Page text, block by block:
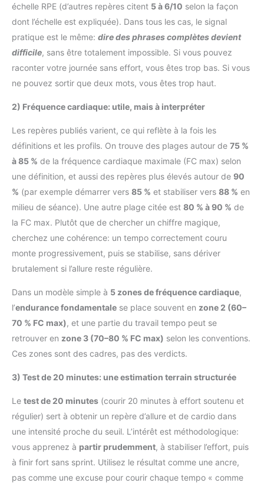
échelle RPE (d’autres repères citent 5 à 6/10 selon la façon
dont l’échelle est expliquée). Dans tous les cas, le signal
pratique est le même: dire des phrases complètes devient
difficile, sans être totalement impossible. Si vous pouvez
raconter votre journée sans effort, vous êtes trop bas. Si vous
ne pouvez sortir que deux mots, vous êtes trop haut.
2) Fréquence cardiaque: utile, mais à interpréter
Les repères publiés varient, ce qui reflète à la fois les
définitions et les profils. On trouve des plages autour de 75 %
à 85 % de la fréquence cardiaque maximale (FC max) selon
une définition, et aussi des repères plus élevés autour de 90
% (par exemple démarrer vers 85 % et stabiliser vers 88 % en
milieu de séance). Une autre plage citée est 80 % à 90 % de
la FC max. Plutôt que de chercher un chiffre magique,
cherchez une cohérence: un tempo correctement couru
monte progressivement, puis se stabilise, sans dériver
brutalement si l’allure reste régulière.
Dans un modèle simple à 5 zones de fréquence cardiaque,
l’endurance fondamentale se place souvent en zone 2 (60–
70 % FC max), et une partie du travail tempo peut se
retrouver en zone 3 (70–80 % FC max) selon les conventions.
Ces zones sont des cadres, pas des verdicts.
3) Test de 20 minutes: une estimation terrain structurée
Le test de 20 minutes (courir 20 minutes à effort soutenu et
régulier) sert à obtenir un repère d’allure et de cardio dans
une intensité proche du seuil. L’intérêt est méthodologique:
vous apprenez à partir prudemment, à stabiliser l’effort, puis
à finir fort sans sprint. Utilisez le résultat comme une ancre,
pas comme une excuse pour courir chaque tempo « comme